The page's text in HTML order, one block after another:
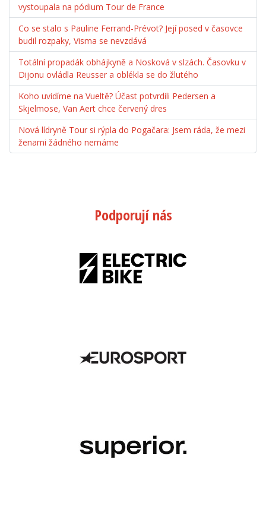
vystoupala na pódium Tour de France
Co se stalo s Pauline Ferrand-Prévot? Její posed v časovce
budil rozpaky, Visma se nevzdává
Totální propadák obhájkyně a Nosková v slzách. Časovku v
Dijonu ovládla Reusser a oblékla se do žlutého
Koho uvidíme na Vueltě? Účast potvrdili Pedersen a
Skjelmose, Van Aert chce červený dres
Nová lídryně Tour si rýpla do Pogačara: Jsem ráda, že mezi
ženami žádného nemáme
Podporují nás